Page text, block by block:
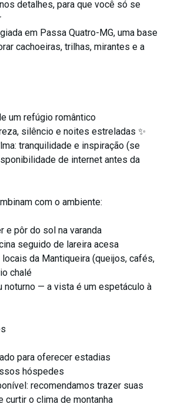
detalhes, para que você só se
em Passa Quatro-MG, uma base
cachoeiras, trilhas, mirantes e a
um refúgio romântico
silêncio e noites estreladas ✨
tranquilidade e inspiração (se
de internet antes da
com o ambiente:
e pôr do sol na varanda
seguido de lareira acesa
da Mantiqueira (queijos, cafés,
chalé
noturno — a vista é um espetáculo à
para oferecer estadias
hóspedes
recomendamos trazer suas
o clima de montanha